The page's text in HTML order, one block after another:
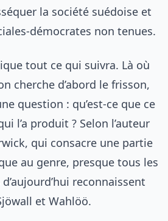
la société suédoise et
démocrates non tenues.
tout ce qui suivra. Là où
cherche d’abord le frisson,
question : qu’est-ce que ce
l’a produit ? Selon l’auteur
qui consacre une partie
au genre, presque tous les
reconnaissent
et Wahlöö.